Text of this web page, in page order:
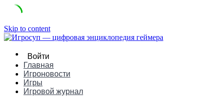
Skip to content
Войти
Главная
Игроновости
Игры
Игровой журнал